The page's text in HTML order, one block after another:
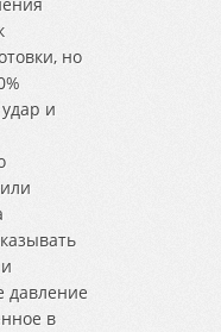
но
и
давление
в